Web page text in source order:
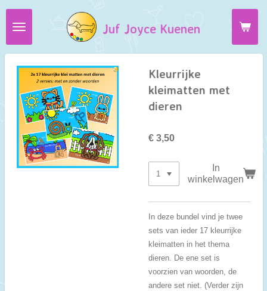
Ga
direct
de
hoofdinhoud
Juf Joyce Kuenen
Kleurrijke
kleimatten met
dieren
€ 3,50
In
winkelwagen
In deze bundel vind je twee
sets van ieder 17 kleurrijke
kleimatten in het thema
dieren. De ene set is
voorzien van woorden, de
andere set niet. (Verder zijn